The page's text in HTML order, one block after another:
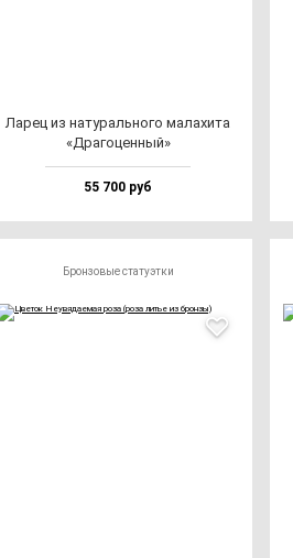
Ларец из на­ту­раль­но­го ма­ла­хи­та
«Дра­го­цен­ный»
55 700 руб
Бронзовые статуэтки